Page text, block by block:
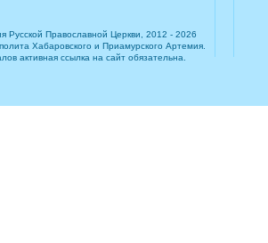
Русской Православной Церкви, 2012 - 2026
Хабаровского и Приамурского Артемия.
активная ссылка на сайт обязательна.